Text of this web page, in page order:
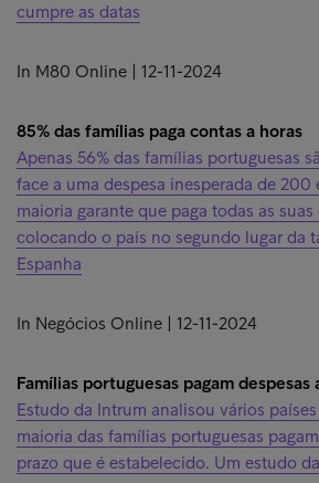
cumpre as datas
In M80 Online | 12-11-2024
85% das famílias paga contas a horas
Apenas 56% das famílias portuguesas
face a uma despesa inesperada de 200
maioria garante que paga todas as
colocando o país no segundo lugar da
Espanha
In Negócios Online | 12-11-2024
Famílias portuguesas pagam despesas
Estudo da Intrum analisou vários
maioria das famílias portuguesas
prazo que é estabelecido. Um estudo